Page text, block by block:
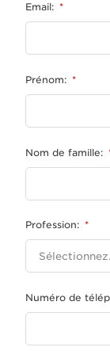
*
Email:
*
Prénom:
Nom de famille:
*
Profession:
Numéro de